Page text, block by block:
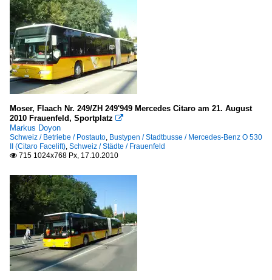
Moser, Flaach Nr. 249/ZH 249'949 Mercedes Citaro am 21. August
2010 Frauenfeld, Sportplatz 
Markus Doyon
Schweiz / Betriebe / Postauto, Bustypen / Stadtbusse / Mercedes-Benz O 530
II (Citaro Facelift), Schweiz / Städte / Frauenfeld
 715 1024x768 Px, 17.10.2010